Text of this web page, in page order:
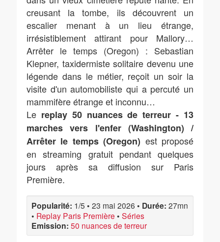
creusant la tombe, ils découvrent un
escalier menant à un lieu étrange,
irrésistiblement attirant pour Mallory…
Arrêter le temps (Oregon) : Sebastian
Klepner, taxidermiste solitaire devenu une
légende dans le métier, reçoit un soir la
visite d'un automobiliste qui a percuté un
mammifère étrange et inconnu…
Le replay 50 nuances de terreur - 13
marches vers l'enfer (Washington) /
Arrêter le temps (Oregon) est proposé
en streaming gratuit pendant quelques
jours après sa diffusion sur Paris
Première.
Popularité: 1/5 • 23 mai 2026 • Durée: 27mn
• Replay Paris Première • Séries
Emission: 50 nuances de terreur